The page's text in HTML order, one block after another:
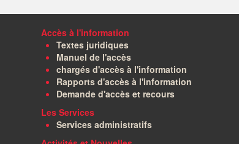
Accès à l'information
Textes juridiques
Manuel de l'accès
chargés d'accès à l'information
Rapports d'accès à l'information
Demande d'accès et recours
Les Services
Services administratifs